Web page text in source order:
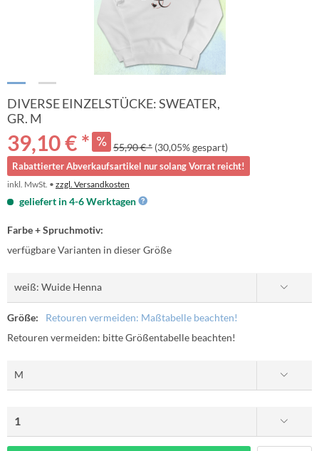
DIVERSE EINZELSTÜCKE: SWEATER,
GR. M
39,10 € * 55,90 € * (30,05% gespart)
Rabattierter Abverkaufsartikel nur solang Vorrat reicht!
inkl. MwSt. • zzgl. Versandkosten
geliefert in 4-6 Werktagen
Farbe + Spruchmotiv:
verfügbare Varianten in dieser Größe
Größe:
Retouren vermeiden: Maßtabelle beachten!
Retouren vermeiden: bitte Größentabelle beachten!